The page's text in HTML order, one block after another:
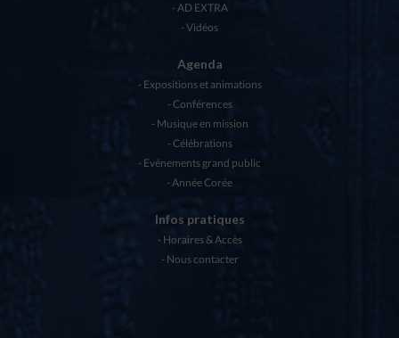
AD EXTRA
Vidéos
Agenda
Expositions et animations
Conférences
Musique en mission
Célébrations
Evénements grand public
Année Corée
Infos pratiques
Horaires & Accès
Nous contacter